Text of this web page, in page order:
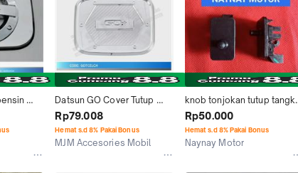
Datsun GO Cover Tutup
Bensin JSL/Tank Cover
Elegant Chrome
Rp79.008
Hemat s.d 8% Pakai Bonus
MJM Accesories Mobil
knob tonjokan tutup tangki
bensin Nissan march 2013
Datsun go ori
Rp50.000
Hemat s.d 8% Pakai Bonus
Naynay Motor